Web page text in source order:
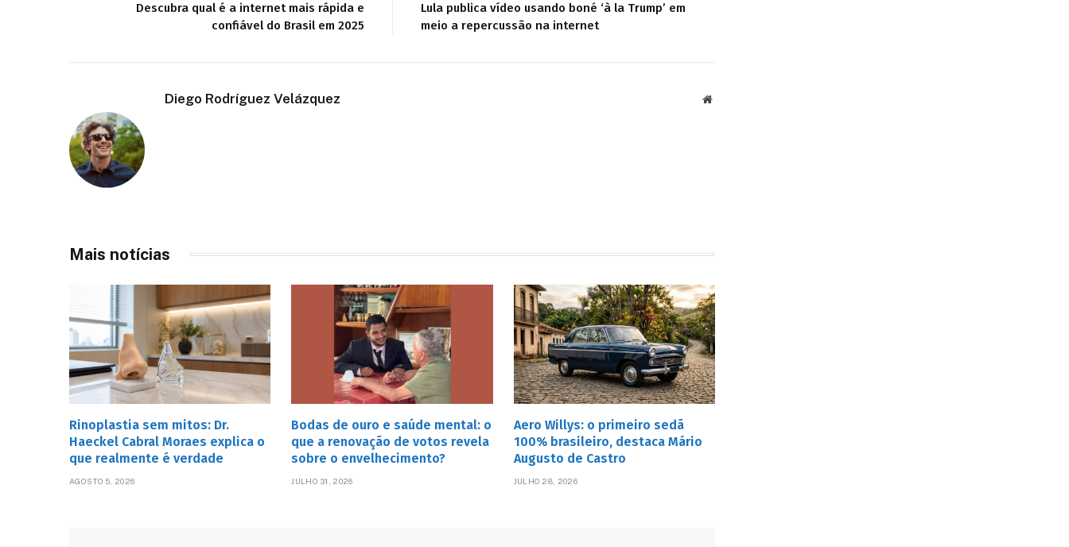
Descubra qual é a internet mais rápida e
confiável do Brasil em 2025
Lula publica vídeo usando boné ‘à la Trump’ em
meio a repercussão na internet
Diego Rodríguez Velázquez Website
Mais notícias
Rinoplastia sem mitos: Dr.
Haeckel Cabral Moraes explica o
que realmente é verdade
AGOSTO 5, 2026
Bodas de ouro e saúde mental: o
que a renovação de votos revela
sobre o envelhecimento?
JULHO 31, 2026
Aero Willys: o primeiro sedã
100% brasileiro, destaca Mário
Augusto de Castro
JULHO 28, 2026